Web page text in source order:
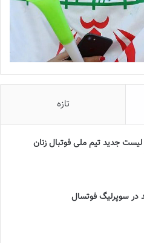
تازه
جدید تيم ملى فوتبال زنان
در سوپرلیگ فوتسال